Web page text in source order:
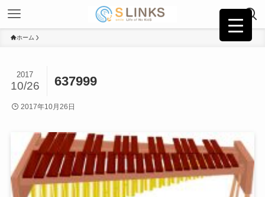
ホーム
637999
2017
10/26
2017年10月26日